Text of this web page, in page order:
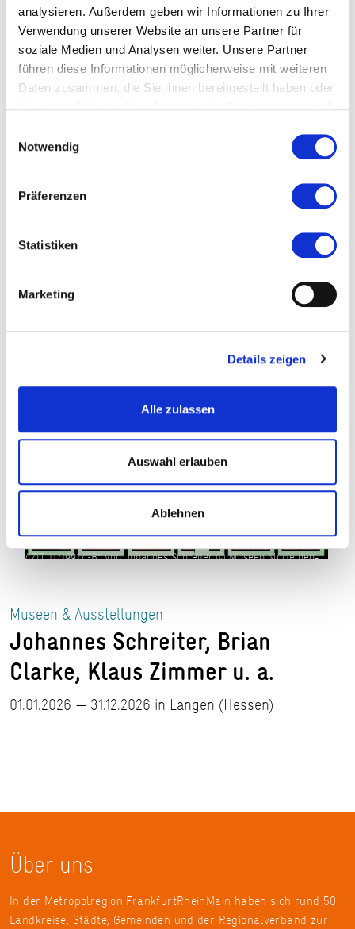
analysieren. Außerdem geben wir Informationen zu Ihrer
Verwendung unserer Website an unsere Partner für
soziale Medien und Analysen weiter. Unsere Partner
führen diese Informationen möglicherweise mit weiteren
Daten zusammen, die Sie ihnen bereitgestellt haben oder
Notwendig
Präferenzen
Statistiken
Marketing
Details zeigen
Alle zulassen
Auswahl erlauben
Ablehnen
VERANSTALTUNGEN IN
GLAS/WERKE/LANGEN
„FAZIT 11/1991/GB“ von Johannes Schreiter © Museen Mörfelden-
Museen & Ausstellungen
Johannes Schreiter, Brian
Clarke, Klaus Zimmer u. a.
01.01.2026 — 31.12.2026 in Langen (Hessen)
Über uns
In der Metropolregion FrankfurtRheinMain haben sich rund 50
Landkreise, Städte, Gemeinden und der Regionalverband zur